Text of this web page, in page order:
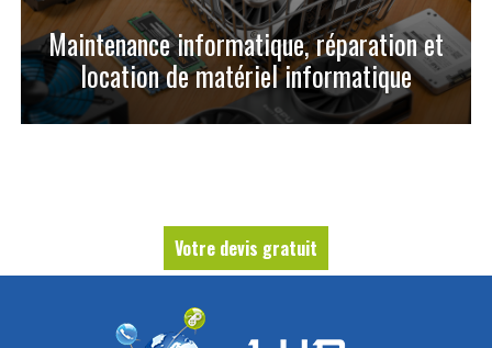
Maintenance informatique, réparation et
location de matériel informatique
Votre devis gratuit